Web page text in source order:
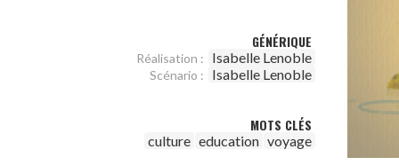
GÉNÉRIQUE
Réalisation : Isabelle Lenoble
Scénario : Isabelle Lenoble
MOTS CLÉS
culture education voyage